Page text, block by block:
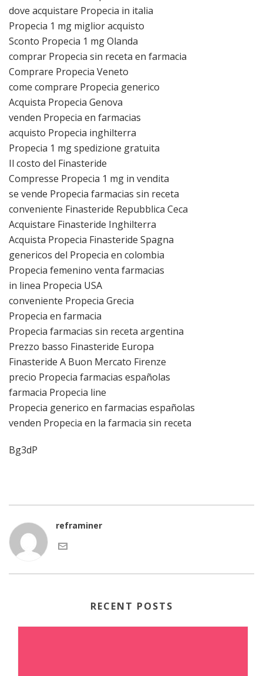
dove acquistare Propecia in italia
Propecia 1 mg miglior acquisto
Sconto Propecia 1 mg Olanda
comprar Propecia sin receta en farmacia
Comprare Propecia Veneto
come comprare Propecia generico
Acquista Propecia Genova
venden Propecia en farmacias
acquisto Propecia inghilterra
Propecia 1 mg spedizione gratuita
Il costo del Finasteride
Compresse Propecia 1 mg in vendita
se vende Propecia farmacias sin receta
conveniente Finasteride Repubblica Ceca
Acquistare Finasteride Inghilterra
Acquista Propecia Finasteride Spagna
genericos del Propecia en colombia
Propecia femenino venta farmacias
in linea Propecia USA
conveniente Propecia Grecia
Propecia en farmacia
Propecia farmacias sin receta argentina
Prezzo basso Finasteride Europa
Finasteride A Buon Mercato Firenze
precio Propecia farmacias españolas
farmacia Propecia line
Propecia generico en farmacias españolas
venden Propecia en la farmacia sin receta
Bg3dP
reframiner
RECENT POSTS